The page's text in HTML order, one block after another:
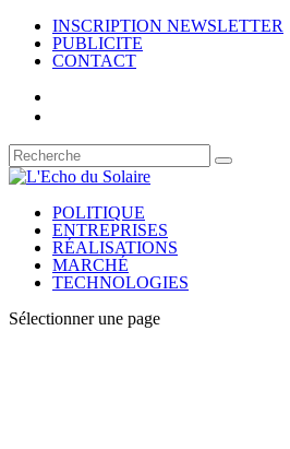
INSCRIPTION NEWSLETTER
PUBLICITE
CONTACT
POLITIQUE
ENTREPRISES
RÉALISATIONS
MARCHÉ
TECHNOLOGIES
Sélectionner une page